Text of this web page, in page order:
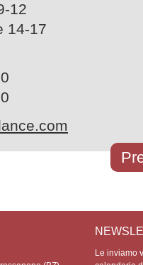
12
14-17
Le inviamo